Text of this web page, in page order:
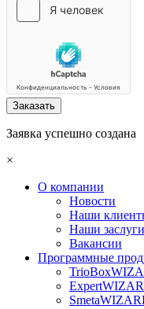
Заказать
Заявка успешно создана
×
О компании
Новости
Наши
Наши заслуги
Вакансии
Программные